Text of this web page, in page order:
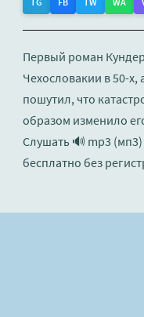
Первый роман
Чехословакии в 50-х,
пошутил, что
образом изменило
Слушать 🔊 mp3
бесплатно без